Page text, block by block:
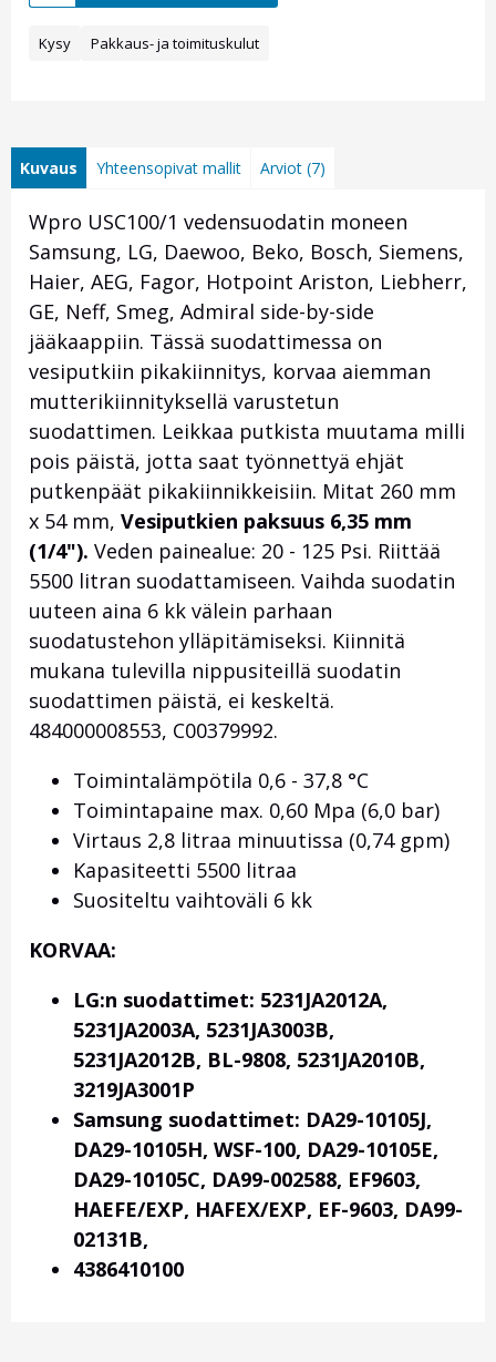
Kysy Pakkaus- ja toimituskulut
Kuvaus Yhteensopivat mallit Arviot (7)
Wpro USC100/1 vedensuodatin moneen
Samsung, LG, Daewoo, Beko, Bosch, Siemens,
Haier, AEG, Fagor, Hotpoint Ariston, Liebherr,
GE, Neff, Smeg, Admiral side-by-side
jääkaappiin. Tässä suodattimessa on
vesiputkiin pikakiinnitys, korvaa aiemman
mutterikiinnityksellä varustetun
suodattimen. Leikkaa putkista muutama milli
pois päistä, jotta saat työnnettyä ehjät
putkenpäät pikakiinnikkeisiin. Mitat 260 mm
x 54 mm, Vesiputkien paksuus 6,35 mm
(1/4"). Veden painealue: 20 - 125 Psi. Riittää
5500 litran suodattamiseen. Vaihda suodatin
uuteen aina 6 kk välein parhaan
suodatustehon ylläpitämiseksi. Kiinnitä
mukana tulevilla nippusiteillä suodatin
suodattimen päistä, ei keskeltä.
484000008553, C00379992.
Toimintalämpötila 0,6 - 37,8 °C
Toimintapaine max. 0,60 Mpa (6,0 bar)
Virtaus 2,8 litraa minuutissa (0,74 gpm)
Kapasiteetti 5500 litraa
Suositeltu vaihtoväli 6 kk
KORVAA:
LG:n suodattimet: 5231JA2012A,
5231JA2003A, 5231JA3003B,
5231JA2012B, BL-9808, 5231JA2010B,
3219JA3001P
Samsung suodattimet: DA29-10105J,
DA29-10105H, WSF-100, DA29-10105E,
DA29-10105C, DA99-002588, EF9603,
HAEFE/EXP, HAFEX/EXP, EF-9603, DA99-
02131B,
4386410100